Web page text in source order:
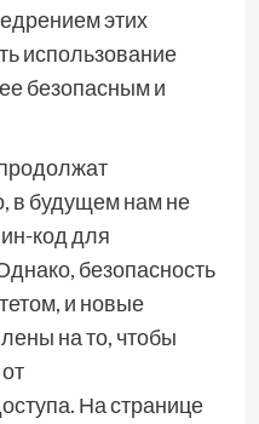
этих
использование
безопасным и
в будущем нам не
код для
безопасность
и новые
на то, чтобы
На странице